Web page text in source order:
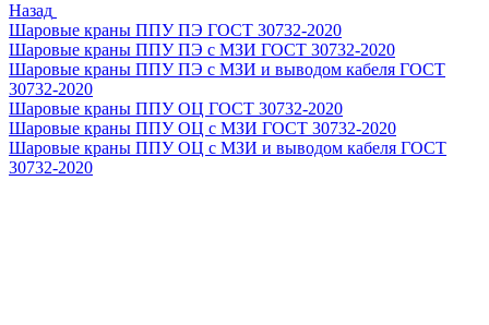
Назад
Шаровые краны ППУ ПЭ ГОСТ 30732-2020
Шаровые краны ППУ ПЭ с МЗИ ГОСТ 30732-2020
Шаровые краны ППУ ПЭ с МЗИ и выводом кабеля ГОСТ
30732-2020
Шаровые краны ППУ ОЦ ГОСТ 30732-2020
Шаровые краны ППУ ОЦ с МЗИ ГОСТ 30732-2020
Шаровые краны ППУ ОЦ с МЗИ и выводом кабеля ГОСТ
30732-2020